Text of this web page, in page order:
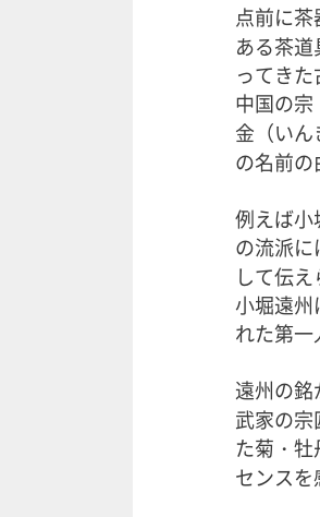
点前に
ある茶
ってきた
中国の
金（い
の名前
例えば小
の流派
して伝え
小堀遠州
れた第一
遠州の
武家の
た菊・
センスを